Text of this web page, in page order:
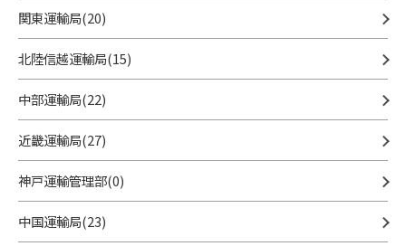
関東運輸局(20)
北陸信越運輸局(15)
中部運輸局(22)
近畿運輸局(27)
神戸運輸管理部(0)
中国運輸局(23)